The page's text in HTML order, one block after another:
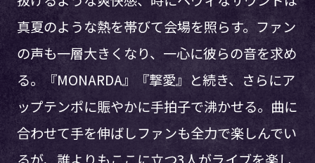
真夏のような熱を帯びて会場を照らす。ファン
の声も一層大きくなり、一心に彼らの音を求め
る。『MONARDA』『撃愛』と続き、さらにア
ップテンポに賑やかに手拍子で沸かせる。曲に
合わせて手を伸ばしファンも全力で楽しんでい